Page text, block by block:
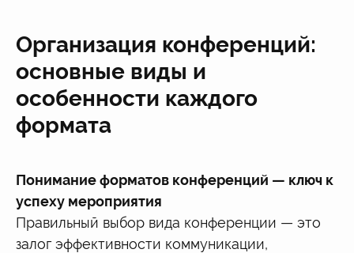
Организация конференций:
основные виды и
особенности каждого
формата
Понимание форматов конференций — ключ к
успеху мероприятия
Правильный выбор вида конференции — это
залог эффективности коммуникации,